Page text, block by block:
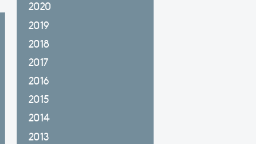
2020
2019
2018
2017
2016
2015
2014
2013